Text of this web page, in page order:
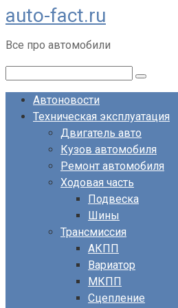
Перейти
к
контенту
auto-fact.ru
Все про автомобили
Автоновости
Техническая эксплуатация
Двигатель авто
Кузов автомобиля
Ремонт автомобиля
Ходовая часть
Подвеска
Шины
Трансмиссия
АКПП
Вариатор
МКПП
Сцепление